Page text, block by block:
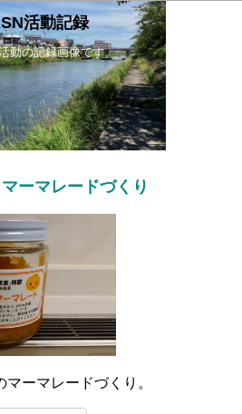
活動記録
動の記録画像です。
ーマレードづくり
ーマレードづくり。